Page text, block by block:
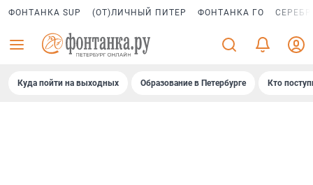
ФОНТАНКА SUP (ОТ)ЛИЧНЫЙ ПИТЕР ФОНТАНКА ГО
Куда пойти на выходных Образование в Петербурге Кто